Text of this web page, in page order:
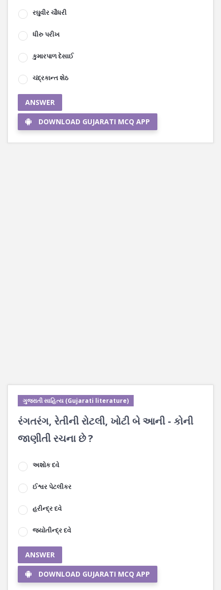
રઘુવીર ચૌધરી
ધીરુ પરીખ
કુમારપાળ દેસાઈ
ચંદ્રકાન્ત શેઠ
ANSWER
DOWNLOAD GUJARATI MCQ APP
ગુજરાતી સાહિત્ય (Gujarati literature)
રંગતરંગ, રેતીની રોટલી, ખોટી બે આની - કોની
જાણીતી રચના છે ?
અશોક દવે
ઈશ્વર પેટલીકર
હરીન્દ્ર દવે
જ્યોતીન્દ્ર દવે
ANSWER
DOWNLOAD GUJARATI MCQ APP